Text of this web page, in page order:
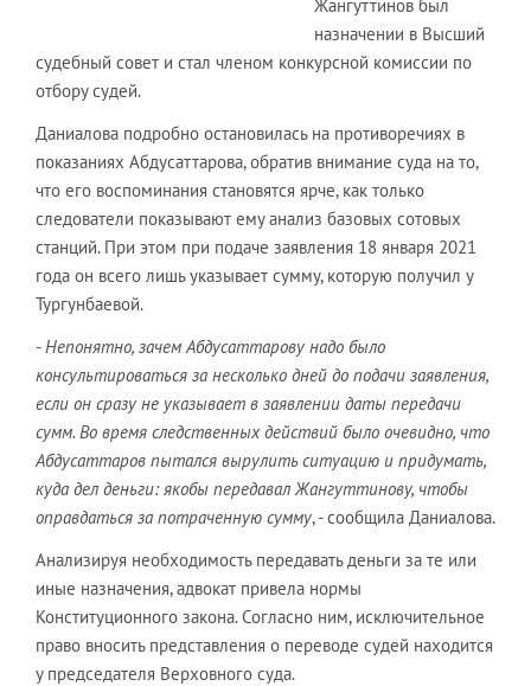
Жангуттинов был
назначении в Высший
судебный совет и стал членом конкурсной комиссии по
отбору судей.
Даниалова подробно остановилась на противоречиях в
показаниях Абдусаттарова, обратив внимание суда на то,
что его воспоминания становятся ярче, как только
следователи показывают ему анализ базовых сотовых
станций. При этом при подаче заявления 18 января 2021
года он всего лишь указывает сумму, которую получил у
Тургунбаевой.
- Непонятно, зачем Абдусаттарову надо было
консультироваться за несколько дней до подачи заявления,
если он сразу не указывает в заявлении даты передачи
сумм. Во время следственных действий было очевидно, что
Абдусаттаров пытался вырулить ситуацию и придумать,
куда дел деньги: якобы передавал Жангуттинову, чтобы
оправдаться за потраченную сумму, - сообщила Даниалова.
Анализируя необходимость передавать деньги за те или
иные назначения, адвокат привела нормы
Конституционного закона. Согласно ним, исключительное
право вносить представления о переводе судей находится
у председателя Верховного суда.